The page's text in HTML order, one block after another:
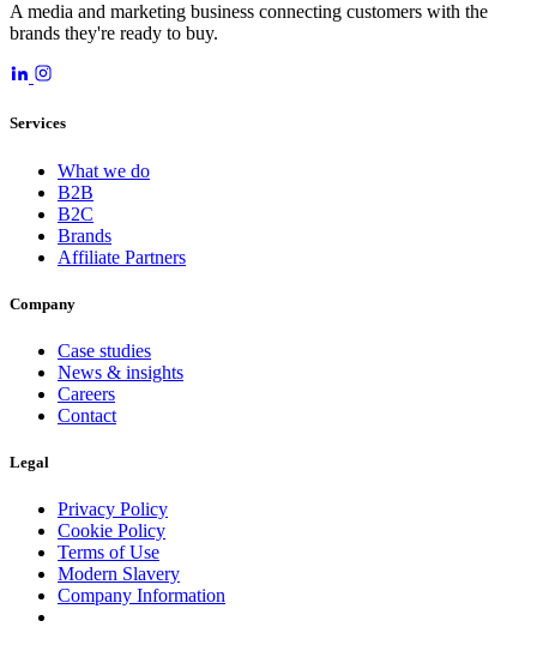
A media and marketing business connecting customers with the
brands they're ready to buy.
Services
What we do
B2B
B2C
Brands
Affiliate Partners
Company
Case studies
News & insights
Careers
Contact
Legal
Privacy Policy
Cookie Policy
Terms of Use
Modern Slavery
Company Information